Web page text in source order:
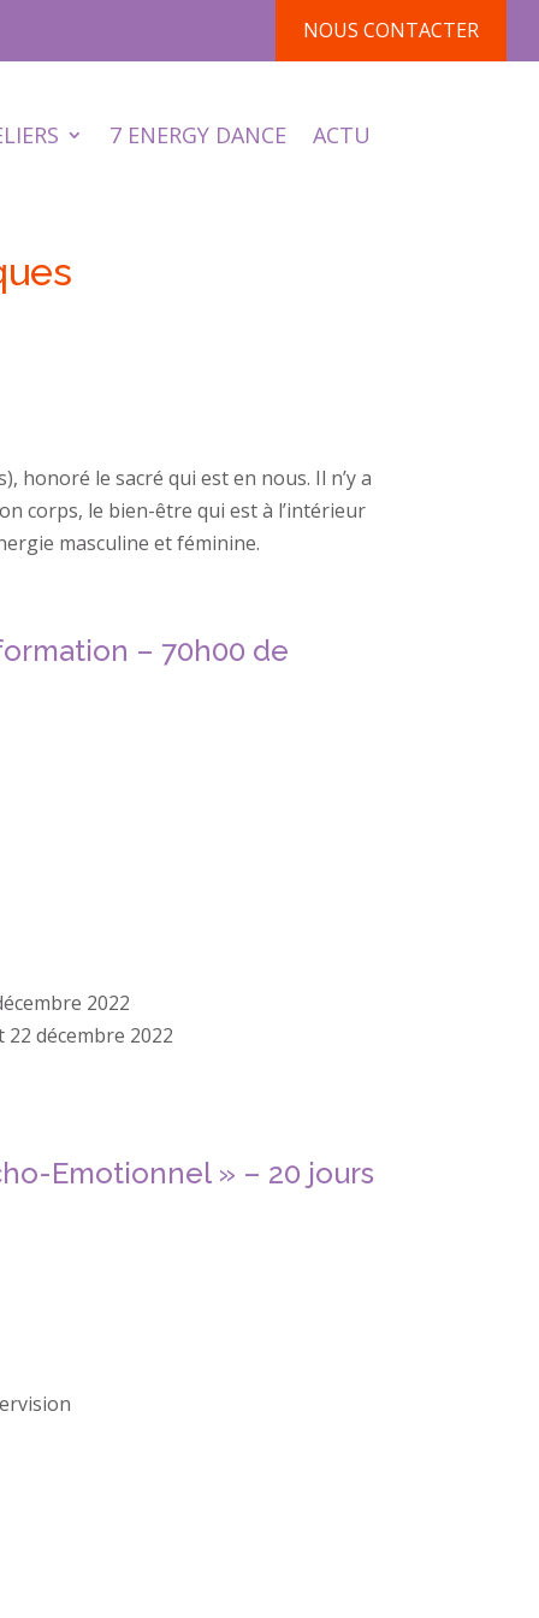
NOUS CONTACTER
7 ENERGY DANCE ACTU
honoré le sacré qui est en nous. Il n’y a
corps, le bien-être qui est à l’intérieur
masculine et féminine.
– 70h00 de
2022
décembre 2022
Emotionnel » – 20 jours